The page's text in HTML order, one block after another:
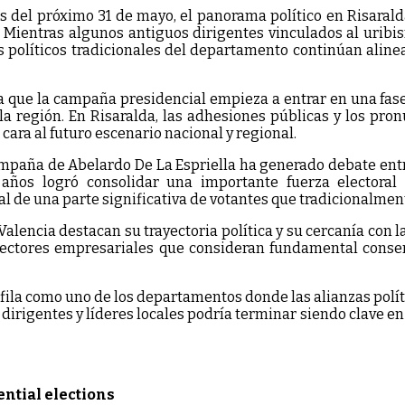
próximo 31 de mayo, el panorama político en
algunos antiguos dirigentes vinculados al
políticos tradicionales del departamento continúan
la campaña presidencial empieza a entrar en una
región. En Risaralda, las adhesiones públicas y los
al futuro escenario nacional y regional.
de Abelardo De La Espriella ha generado debate
logró consolidar una importante fuerza
una parte significativa de votantes que
destacan su trayectoria política y su cercanía
empresariales que consideran fundamental
como uno de los departamentos donde las alianzas
y líderes locales podría terminar siendo clave
elections